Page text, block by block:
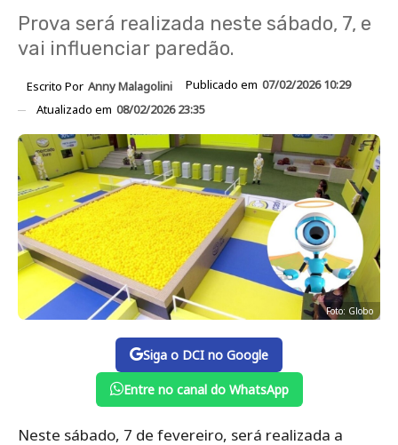
Prova será realizada neste sábado, 7, e
vai influenciar paredão.
Escrito Por Anny Malagolini Publicado em 07/02/2026 10:29
Atualizado em 08/02/2026 23:35
Foto: Globo
Siga o DCI no Google
Entre no canal do WhatsApp
Neste sábado, 7 de fevereiro, será realizada a